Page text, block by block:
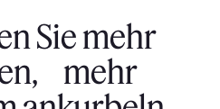
Sie mehr
mehr